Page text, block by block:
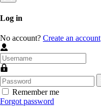
Log in
No account? Create an account
Remember me
Forgot password